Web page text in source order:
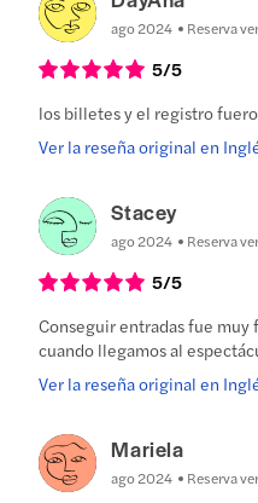
ago 2024 Reserva
5/5
los billetes y el registro
Ver la reseña original en
Stacey
ago 2024 Reserva
5/5
Conseguir entradas fue
cuando llegamos al
Ver la reseña original en
Mariela
ago 2024 Reserva